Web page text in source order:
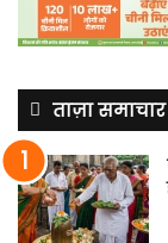
ताज़ा समाचार